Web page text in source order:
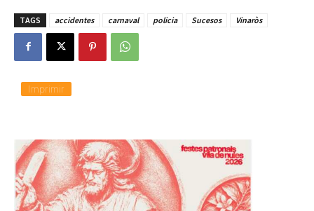
TAGS accidentes carnaval policia Sucesos Vinaròs
Imprimir